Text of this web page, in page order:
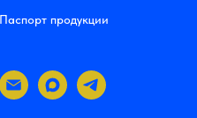
Паспорт продукции